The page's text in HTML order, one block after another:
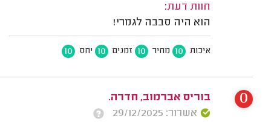
חוות דעת:
הוא היה סבבה לגמרי!
איכות 10 מחיר 10 זמנים 10 יחס 10
בוריס אברמוב, חדרה.
אשרור: 29/12/2025
0